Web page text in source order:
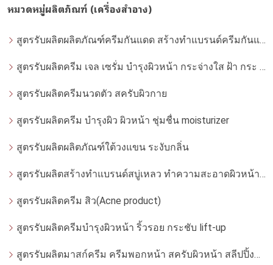
หมวดหมู่ผลิตภัณฑ์ (เครื่องสำอาง)
สูตรรับผลิตผลิตภัณฑ์ครีมกันแดด สร้างทำแบรนด์ครีมกันแดด โดยโรงงานผลิตที่ได้มาตรฐาน
สูตรรับผลิตครีม เจล เซรั่ม บำรุงผิวหน้า กระจ่างใส ฝ้า กระ จุดด่างดำ whitening
สูตรรับผลิตครีมนวดตัว สครับผิวกาย
สูตรรับผลิตครีม บำรุงผิว ผิวหน้า ชุ่มชื่น moisturizer
สูตรรับผลิตผลิตภัณฑ์ใต้วงแขน ระงับกลิ่น
สูตรรับผลิตสร้างทำแบรนด์สบู่เหลว ทำความสะอาดผิวหน้า โฟมล้างหน้า
สูตรรับผลิตครีม สิว(Acne product)
สูตรรับผลิตครีมบำรุงผิวหน้า ริ้วรอย กระชับ lift-up
สูตรรับผลิตมาสก์ครีม ครีมพอกหน้า สครับผิวหน้า สลีปปิ้งมาสก์